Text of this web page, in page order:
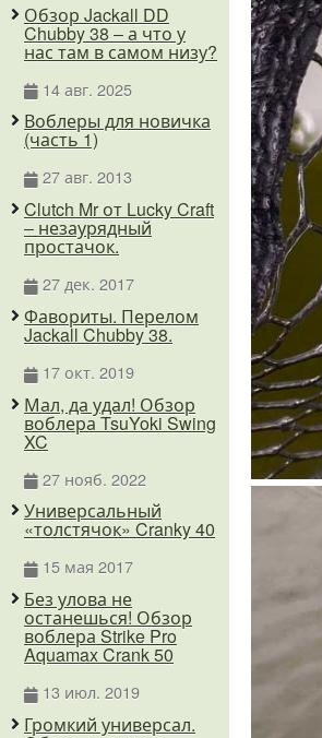
Обзор Jackall DD
Chubby 38 – а что у
нас там в самом низу?
14 авг. 2025
Воблеры для новичка
(часть 1)
27 авг. 2013
Clutch Mr от Lucky Craft
– незаурядный
простачок.
27 дек. 2017
Фавориты. Перелом
Jackall Chubby 38.
17 окт. 2019
Мал, да удал! Обзор
воблера TsuYoki Swing
XC
27 нояб. 2022
Универсальный
«толстячок» Cranky 40
15 мая 2017
Без улова не
останешься! Обзор
воблера Strike Pro
Aquamax Crank 50
13 июл. 2019
Громкий универсал.